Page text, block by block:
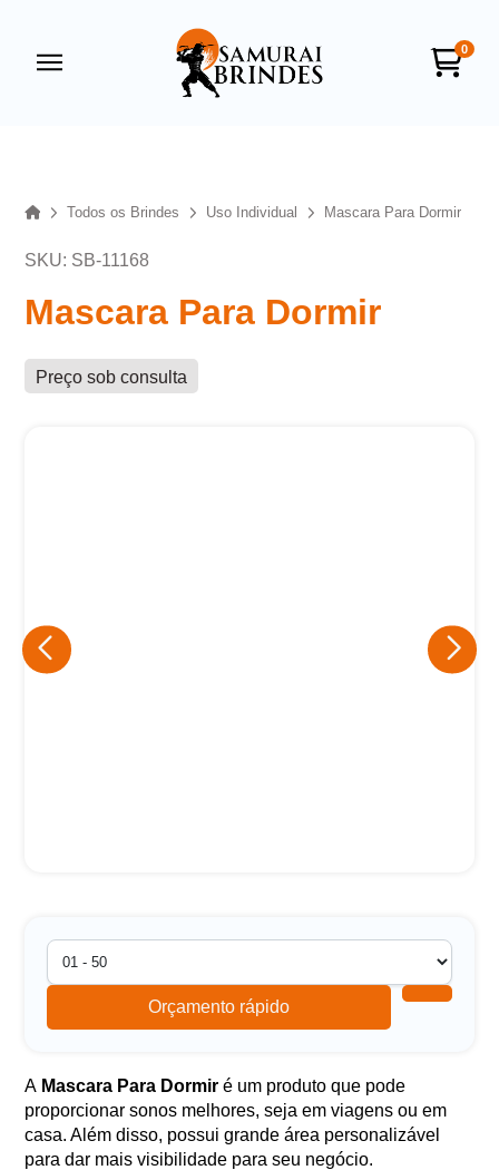
0
HomeTodos os Brindes Uso Individual Mascara Para Dormir
SKU: SB-11168
Mascara Para Dormir
Preço sob consulta
Orçamento rápido
A Mascara Para Dormiré um produto que pode
proporcionar sonos melhores, seja em viagens ou em
casa. Além disso, possui grande área personalizável
para dar mais visibilidade para seu negócio.
sua privacidade, utilizaremos seus dados apenas para fins